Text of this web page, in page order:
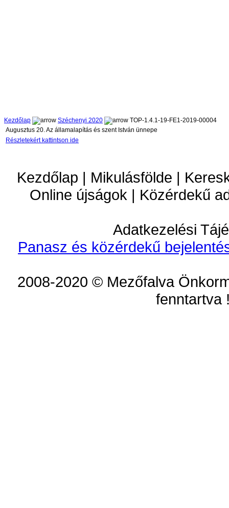
Kezdőlap Széchenyi 2020
TOP-1.4.1-19-FE1-2019-00004
Augusztus 20. Az államalapítás és szent István ünnepe
Részletekért kattintson ide
Kezdőlap | Mikulásfölde |
Online újságok | Közérdekű
Adatkezelési
Panasz és közérdekű
2008-2020 © Mezőfalva
fenntartva